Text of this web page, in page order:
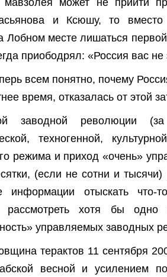
и Ксюшу, то
Лобном месте лишаться
приободрял: «Россия вас не
всем понятно, почему
время, отказалась от этой
заводной революции (за
техногенной,
режима и приход «очень»
(если не сотни и
информации отыскать
рассмотреть хотя бы одно
управляемых заводных
терактов 11 сентября
весной и усилением